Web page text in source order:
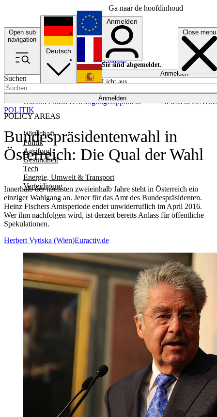
Ga naar de hoofdinhoud
Open sub
navigation
Close menu
Suchen
Anmelden
POLICY AREAS
Wirtschaft
Politik
Agrifood
Gesundheit
Tech
Energie, Umwelt & Transport
Verteidigung
UkrainePolitikVerteidigungRapporteur NewslettersEvents
Deutsch
English
Français
Anmelden
Sie sind abgemeldet.
Anmelden
Licht aus
Bundespräsidentenwahl in
Österreich: Die Qual der Wahl
Innerhalb der nächsten zweieinhalb Jahre steht in Österreich ein
einziger Wahlgang an. Jener für das Amt des Bundespräsidenten.
Heinz Fischers Amtsperiode endet unwiderruflich im April 2016.
Wer ihm nachfolgen wird, ist derzeit bereits Anlass für öffentliche
Spekulationen.
POLITIK
Herbert Vytiska (Wien)Euractiv.de